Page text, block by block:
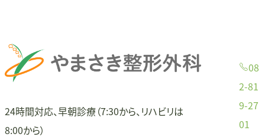
ゲ
ー
シ
24時間対応、早朝診療（7:30から、リハビリは
8:00から）
08
2-81
9-27
01